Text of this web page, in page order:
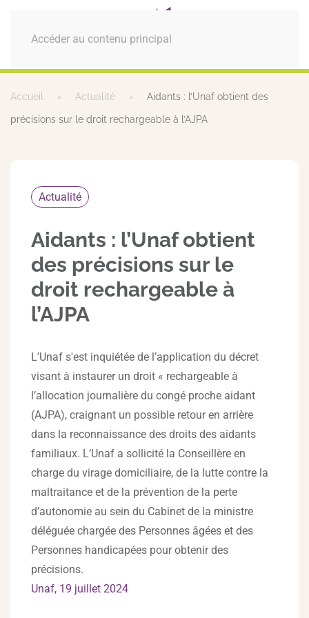
Accéder au contenu principal
MENU
Accueil Actualité Aidants : l’Unaf obtient des
précisions sur le droit rechargeable à l’AJPA
Actualité
Aidants : l’Unaf obtient
des précisions sur le
droit rechargeable à
l’AJPA
L’Unaf s'est inquiétée de l’application du décret
visant à instaurer un droit « rechargeable à
l’allocation journalière du congé proche aidant
(AJPA), craignant un possible retour en arrière
dans la reconnaissance des droits des aidants
familiaux. L’Unaf a sollicité la Conseillère en
charge du virage domiciliaire, de la lutte contre la
maltraitance et de la prévention de la perte
d’autonomie au sein du Cabinet de la ministre
déléguée chargée des Personnes âgées et des
Personnes handicapées pour obtenir des
précisions.
Unaf, 19 juillet 2024